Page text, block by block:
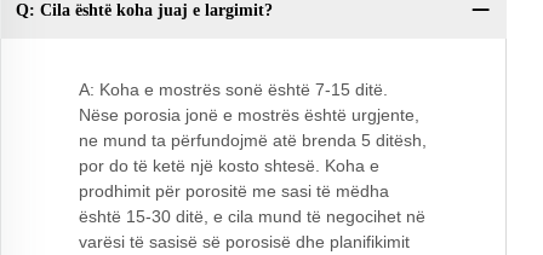
Q: Cila është koha juaj e largimit?
A: Koha e mostrës sonë është 7-15 ditë.
Nëse porosia jonë e mostrës është urgjente,
ne mund ta përfundojmë atë brenda 5 ditësh,
por do të ketë një kosto shtesë. Koha e
prodhimit për porositë me sasi të mëdha
është 15-30 ditë, e cila mund të negocihet në
varësi të sasisë së porosisë dhe planifikimit